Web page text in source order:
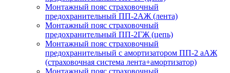
Монтажный пояс страховочный
предохранительный ПП-2АЖ (лента)
Монтажный пояс страховочный
предохранительный ПП-2ГЖ (цепь)
Монтажный пояс страховочный
предохранительный с амортизатором ПП-2 аАЖ
(страховочная система лента+амортизатор)
Монтажный пояс страховочный